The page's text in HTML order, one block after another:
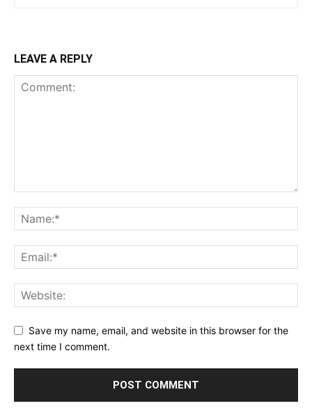
LEAVE A REPLY
Save my name, email, and website in this browser for the
next time I comment.